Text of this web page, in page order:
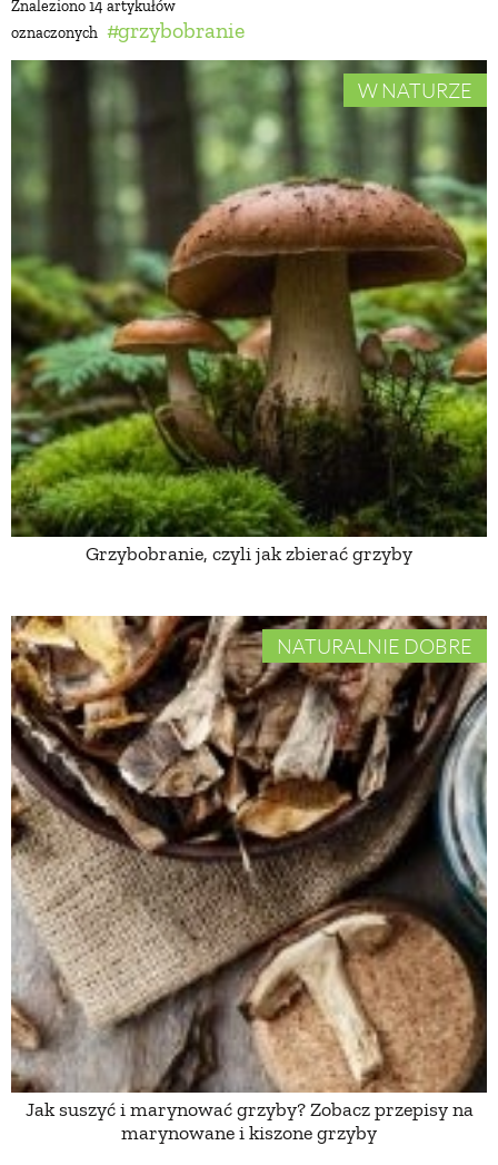
Znaleziono 14 artykułów
oznaczonych
grzybobranie
W NATURZE
Grzybobranie, czyli jak zbierać grzyby
NATURALNIE DOBRE
Jak suszyć i marynować grzyby? Zobacz przepisy na
marynowane i kiszone grzyby
BUDUJEMY DOM
OGRÓD
WARZYWA I OWOCE
ROŚLINY OGRODOWE
PORADY
ZIELEŃ W DOMU
PROJEKTOWANIE OGRODU
NATURALNIE
URODA
NATURALNA APTECZKA
DLA DOMU
EKO ŻYCIE
PRZYRODA
ZWIERZĘTA DOMOWE
ZWIERZĘTA W NATURZE
GRZYBY